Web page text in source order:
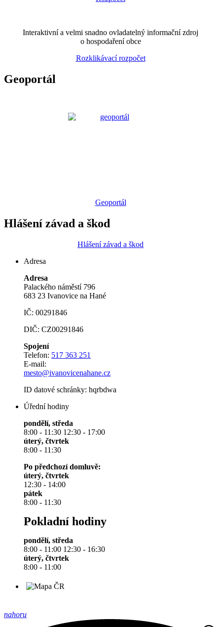
Interaktivní a velmi snadno ovladatelný informační zdroj
o hospodaření obce
Rozklikávací rozpočet
Geoportál
Geoportál
Hlášení závad a škod
Hlášení závad a škod
Adresa
Adresa
Palackého náměstí 796
683 23 Ivanovice na Hané
IČ: 00291846
DIČ: CZ00291846
Spojení
Telefon: 517 363 251
E-mail:
mesto@ivanovicenahane.cz
ID datové schránky: hqrbdwa
Úřední hodiny
pondělí, středa
8:00 - 11:30 12:30 - 17:00
úterý, čtvrtek
8:00 - 11:30
Po předchozí domluvě:
úterý, čtvrtek
12:30 - 14:00
pátek
8:00 - 11:30
Pokladní hodiny
pondělí, středa
8:00 - 11:00 12:30 - 16:30
úterý, čtvrtek
8:00 - 11:00
nahoru